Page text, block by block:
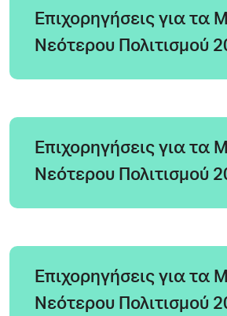
Eπιχορηγήσεις για τα
Νεότερου Πολιτισμού
Eπιχορηγήσεις για τα
Νεότερου Πολιτισμού
Eπιχορηγήσεις για τα
Νεότερου Πολιτισμού